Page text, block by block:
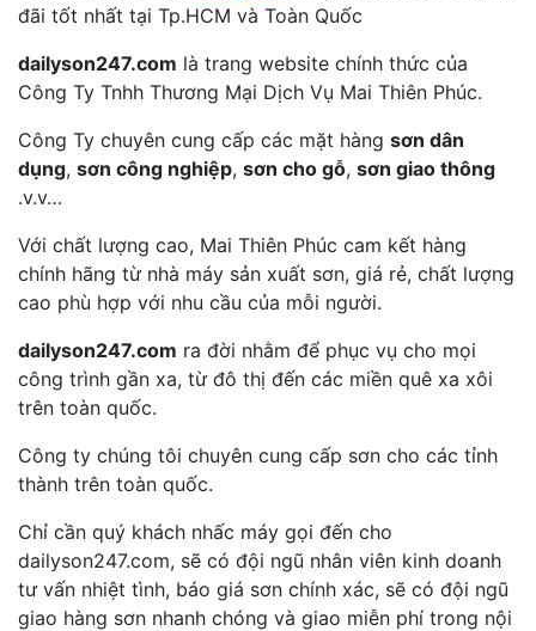
đãi tốt nhất tại Tp.HCM và Toàn Quốc
dailyson247.com là trang website chính thức của
Công Ty Tnhh Thương Mại Dịch Vụ Mai Thiên Phúc.
Công Ty chuyên cung cấp các mặt hàng sơn dân
dụng, sơn công nghiệp, sơn cho gỗ, sơn giao thông
.v.v…
Với chất lượng cao, Mai Thiên Phúc cam kết hàng
chính hãng từ nhà máy sản xuất sơn, giá rẻ, chất lượng
cao phù hợp với nhu cầu của mỗi người.
dailyson247.com ra đời nhằm để phục vụ cho mọi
công trình gần xa, từ đô thị đến các miền quê xa xôi
trên toàn quốc.
Công ty chúng tôi chuyên cung cấp sơn cho các tỉnh
thành trên toàn quốc.
Chỉ cần quý khách nhấc máy gọi đến cho
dailyson247.com, sẽ có đội ngũ nhân viên kinh doanh
tư vấn nhiệt tình, báo giá sơn chính xác, sẽ có đội ngũ
giao hàng sơn nhanh chóng và giao miễn phí trong nội